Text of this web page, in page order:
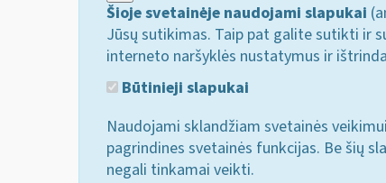
Šioje svetainėje naudojami slapukai
Jūsų sutikimas. Taip pat galite sutikti ir
interneto naršyklės nustatymus ir
Būtinieji slapukai
Naudojami sklandžiam svetainės
pagrindines svetainės funkcijas. Be šių
negali tinkamai veikti.